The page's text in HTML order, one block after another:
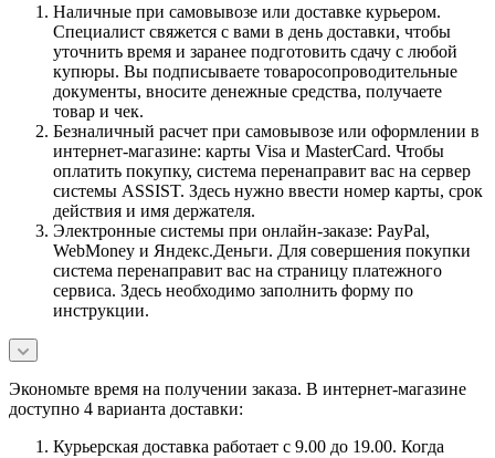
Наличные при самовывозе или доставке курьером.
Специалист свяжется с вами в день доставки, чтобы
уточнить время и заранее подготовить сдачу с любой
купюры. Вы подписываете товаросопроводительные
документы, вносите денежные средства, получаете
товар и чек.
Безналичный расчет при самовывозе или оформлении в
интернет-магазине: карты Visa и MasterCard. Чтобы
оплатить покупку, система перенаправит вас на сервер
системы ASSIST. Здесь нужно ввести номер карты, срок
действия и имя держателя.
Электронные системы при онлайн-заказе: PayPal,
WebMoney и Яндекс.Деньги. Для совершения покупки
система перенаправит вас на страницу платежного
сервиса. Здесь необходимо заполнить форму по
инструкции.
Экономьте время на получении заказа. В интернет-магазине
доступно 4 варианта доставки:
Курьерская доставка работает с 9.00 до 19.00. Когда